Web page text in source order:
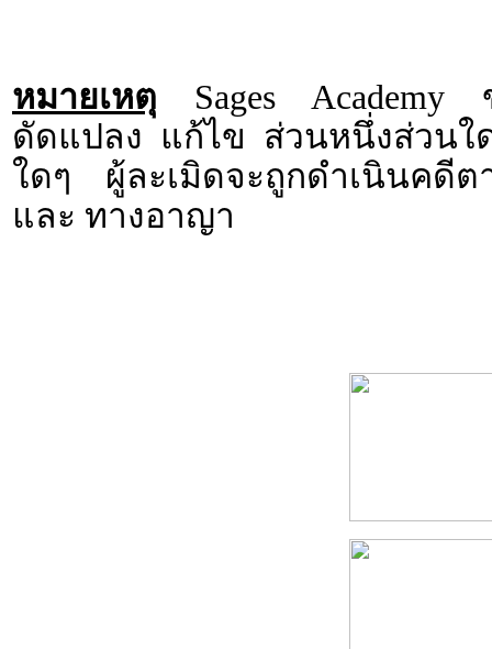
หมายเหตุ Sages Academy
ดัดแปลง แก้ไข ส่วนหนึ่งส่วนใ
ใดๆ ผู้ละเมิดจะถูกดำเนินคดี
และ ทางอาญา